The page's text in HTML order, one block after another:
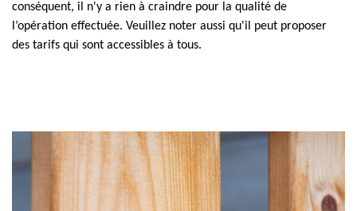
conséquent, il n'y a rien à craindre pour la qualité de
l’opération effectuée. Veuillez noter aussi qu'il peut proposer
des tarifs qui sont accessibles à tous.